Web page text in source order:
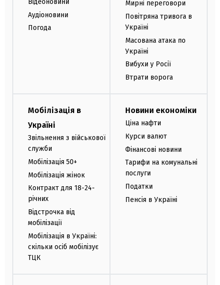
Аудіоновини
Погода
Мирні переговори
Повітряна тривога в
Україні
Масована атака по
Україні
Вибухи у Росії
Втрати ворога
Мобілізація в
Україні
Звільнення з військової
служби
Мобілізація 50+
Мобілізація жінок
Контракт для 18-24-
річних
Відстрочка від
мобілізації
Мобілізація в Україні:
скільки осіб мобілізує
ТЦК
Новини економіки
Ціна нафти
Курси валют
Фінансові новини
Тарифи на комунальні
послуги
Податки
Пенсія в Україні